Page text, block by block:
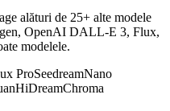
alături de 25+ alte modele
OpenAI DALL-E 3, Flux,
modelele.
ProSeedreamNano
HiDreamChroma